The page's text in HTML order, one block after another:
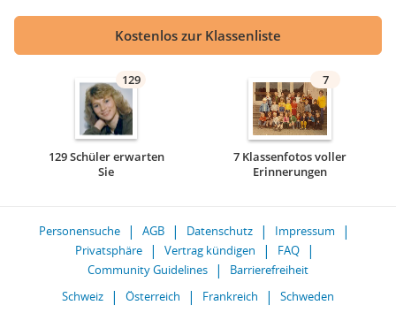
Kostenlos zur Klassenliste
129
129 Schüler erwarten
Sie
7
7 Klassenfotos voller
Erinnerungen
Personensuche AGB Datenschutz
Impressum
Privatsphäre
Vertrag kündigen
FAQ
Community Guidelines
Barrierefreiheit
Schweiz
Österreich Frankreich Schweden